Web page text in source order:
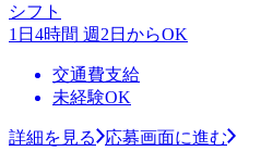
シフト
1日4時間 週2日からOK
交通費支給
未経験OK
詳細を見る
応募画面に進む